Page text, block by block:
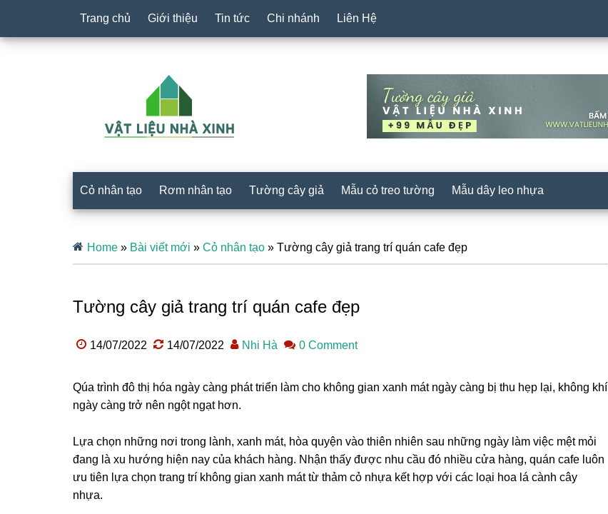
Trang chủ Giới thiệu Tin tức Chi nhánh Liên Hệ
Cỏ nhân tạo Rơm nhân tạo Tường cây giả Mẫu cỏ treo tường Mẫu dây leo nhựa
Home » Bài viết mới » Cỏ nhân tạo » Tường cây giả trang trí quán cafe đẹp
Tường cây giả trang trí quán cafe đẹp
14/07/2022 14/07/2022 Nhi Hà 0 Comment
Qúa trình đô thị hóa ngày càng phát triển làm cho không gian xanh mát ngày càng bị thu hẹp lại, không khí
ngày càng trở nên ngột ngạt hơn.
Lựa chọn những nơi trong lành, xanh mát, hòa quyện vào thiên nhiên sau những ngày làm việc mệt mỏi
đang là xu hướng hiện nay của khách hàng. Nhận thấy được nhu cầu đó nhiều cửa hàng, quán cafe luôn
ưu tiên lựa chọn trang trí không gian xanh mát từ thảm cỏ nhựa kết hợp với các loại hoa lá cành cây
nhựa.